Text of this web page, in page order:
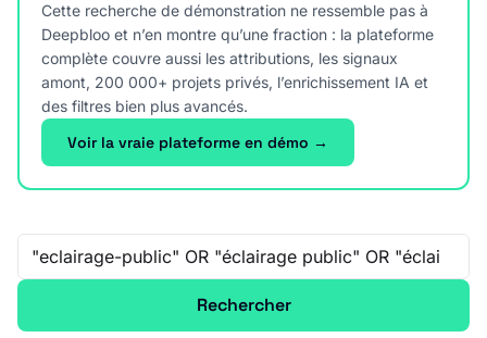
Cette recherche de démonstration ne ressemble pas à
Deepbloo et n’en montre qu’une fraction : la plateforme
complète couvre aussi les attributions, les signaux
amont, 200 000+ projets privés, l’enrichissement IA et
des filtres bien plus avancés.
Voir la vraie plateforme en démo →
Recherche libre
Rechercher